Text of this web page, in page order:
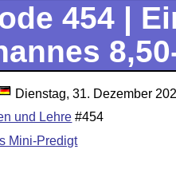
454 |
Dienstag, 31. Dezember
und Lehre #454
Mini-Predigt